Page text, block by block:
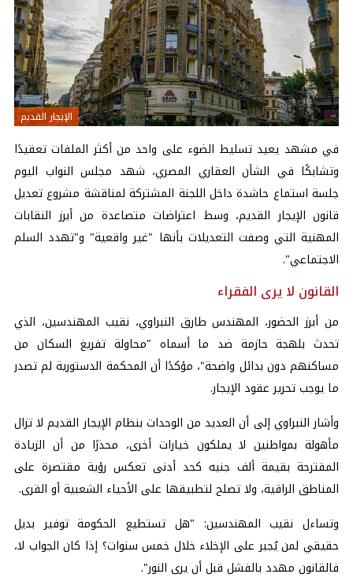
الإيجار القديم
في مشهد يعيد تسليط الضوء على واحد من أكثر الملفات تعقيدًا
وتشابكًا في الشأن العقاري المصري، شهد مجلس النواب اليوم
جلسة استماع حاشدة داخل اللجنة المشتركة لمناقشة مشروع تعديل
قانون الإيجار القديم، وسط اعتراضات متصاعدة من أبرز النقابات
المهنية التي وصفت التعديلات بأنها "غير واقعية" و"تهدد السلم
الاجتماعي".
القانون لا يرى الفقراء
من أبرز الحضور، المهندس طارق النبراوي، نقيب المهندسين، الذي
تحدث بلهجة حازمة ضد ما أسماه "محاولة تفريغ السكان من
مساكنهم دون بدائل واضحة"، مؤكدًا أن المحكمة الدستورية لم تصدر
ما يوجب تحرير عقود الإيجار.
وأشار النبراوي إلى أن العديد من الوحدات بنظام الإيجار القديم لا تزال
مأهولة بمواطنين لا يملكون خيارات أخرى، محذرًا من أن الزيادة
المقترحة بقيمة ألف جنيه كحد أدنى تعكس رؤية مقتصرة على
المناطق الراقية، ولا تصلح لتطبيقها على الأحياء الشعبية أو القرى.
وتساءل نقيب المهندسين: "هل تستطيع الحكومة توفير بديل
حقيقي لمن يُجبر على الإخلاء خلال خمس سنوات؟ إذا كان الجواب لا،
فالقانون مهدد بالفشل قبل أن يرى النور".